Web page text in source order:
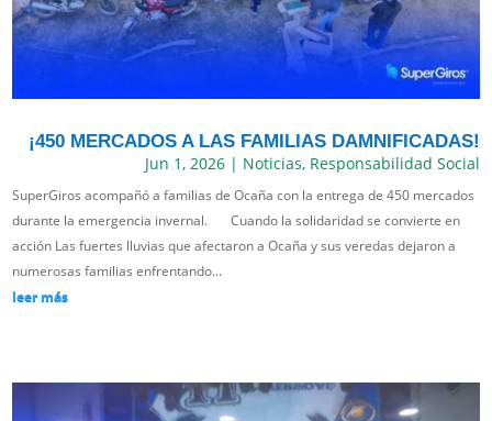
¡450 MERCADOS A LAS FAMILIAS DAMNIFICADAS!
Jun 1, 2026| Noticias, Responsabilidad Social
SuperGiros acompañó a familias de Ocaña con la entrega de 450 mercados
durante la emergencia invernal. Cuando la solidaridad se convierte en
acción Las fuertes lluvias que afectaron a Ocaña y sus veredas dejaron a
numerosas familias enfrentando...
leer más